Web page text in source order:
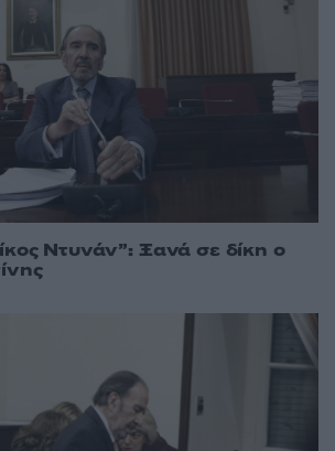
Ντυνάν”: Ξανά σε δίκη ο